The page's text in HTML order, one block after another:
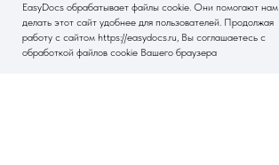
EasyDocs обрабатывает файлы cookie. Они помогают нам
делать этот сайт удобнее для пользователей. Продолжая
работу с сайтом https://easydocs.ru, Вы соглашаетесь с
обработкой файлов cookie Вашего браузера